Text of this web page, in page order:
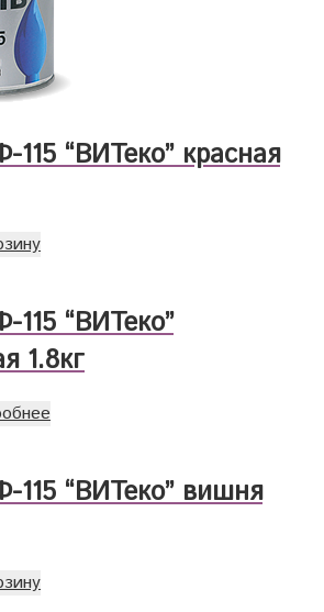
“ВИТеко” красная
“ВИТеко”
1.8кг
“ВИТеко” вишня